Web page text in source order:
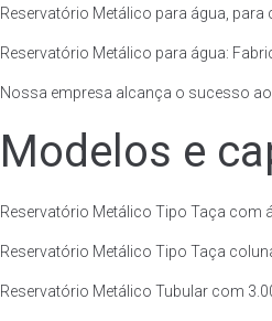
Reservatório Metálico para água, para
Reservatório Metálico para água:
Nossa empresa alcança o sucesso
Modelos e
Reservatório Metálico Tipo Taça com
Reservatório Metálico Tipo Taça
Reservatório Metálico Tubular com